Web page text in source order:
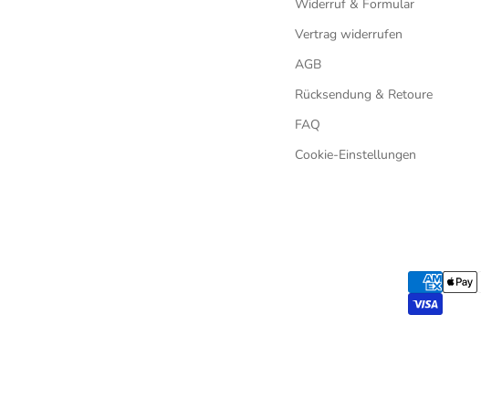
Widerruf & Formular
Vertrag widerrufen
AGB
Rücksendung & Retoure
FAQ
Cookie-Einstellungen